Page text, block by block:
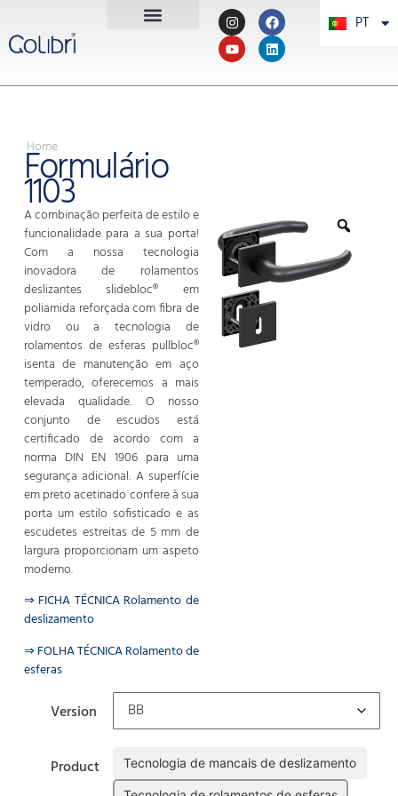
PT
PL
Home
Formulário
1103
A combinação perfeita de estilo e
funcionalidade para a sua porta!
Com a nossa tecnologia
inovadora de rolamentos
deslizantes slidebloc® em
poliamida reforçada com fibra de
vidro ou a tecnologia de
rolamentos de esferas pullbloc®
isenta de manutenção em aço
temperado, oferecemos a mais
elevada qualidade. O nosso
conjunto de escudos está
certificado de acordo com a
norma DIN EN 1906 para uma
segurança adicional. A superfície
em preto acetinado confere à sua
porta um estilo sofisticado e as
escudetes estreitas de 5 mm de
largura proporcionam um aspeto
moderno.
⇒ FICHA TÉCNICA Rolamento de
deslizamento
⇒ FOLHA TÉCNICA Rolamento de
esferas
Version
Product Tecnologia de mancais de deslizamento